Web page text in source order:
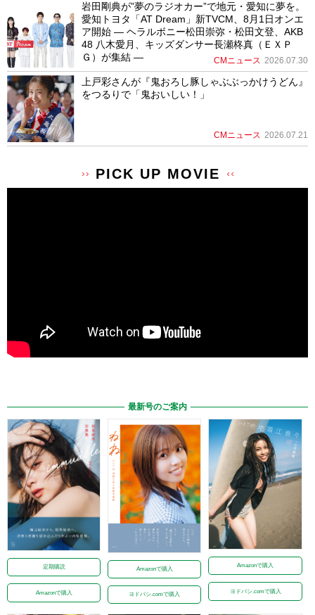
岩田剛典が”夢のラジオカー”で地元・愛知に夢を。
愛知トヨタ「AT Dream」新TVCM、8月1日オンエ
ア開始 ― ヘラルボニー松田崇弥・松田文登、AKB
48 八木愛月、キッズダンサー長瀬柊真（ＥＸＰ
Ｇ）が集結 ―
CMニュース 2026.07.30
上戸彩さんが『鬼おろし豚しゃぶぶっかけうどん』
をつるりで「鬼おいしい！」
CMニュース 2026.07.21
PICK UP MOVIE
最新号のご案内
定期購読
Amazonで購入
Amazonで購入
ヨドバシ.comで購入
Amazonで購入
ヨドバシ.comで購入